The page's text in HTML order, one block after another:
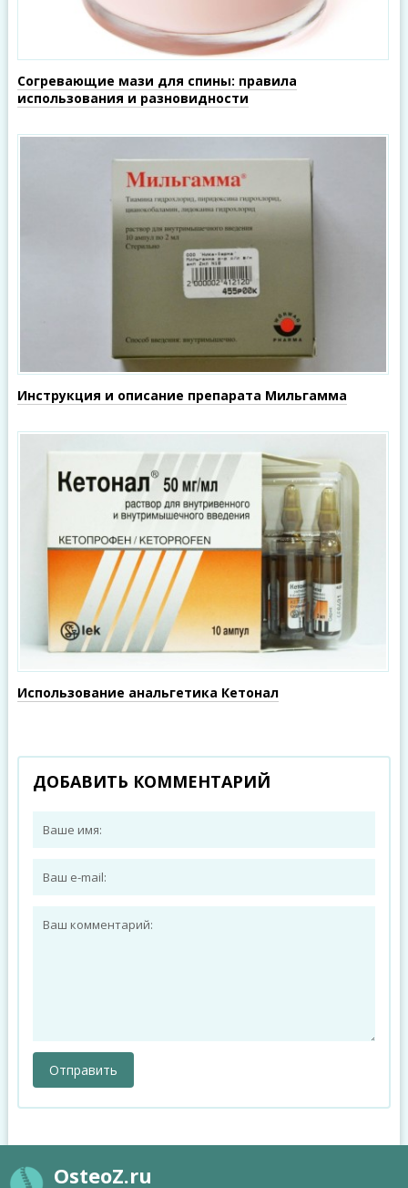
Согревающие мази для спины: правила
использования и разновидности
Инструкция и описание препарата Мильгамма
Использование анальгетика Кетонал
ДОБАВИТЬ КОММЕНТАРИЙ
OsteoZ.ru